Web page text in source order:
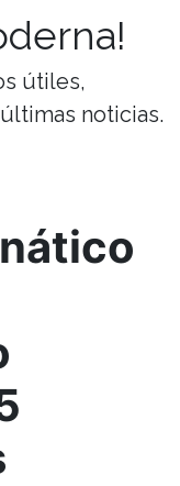
útiles,
noticias.